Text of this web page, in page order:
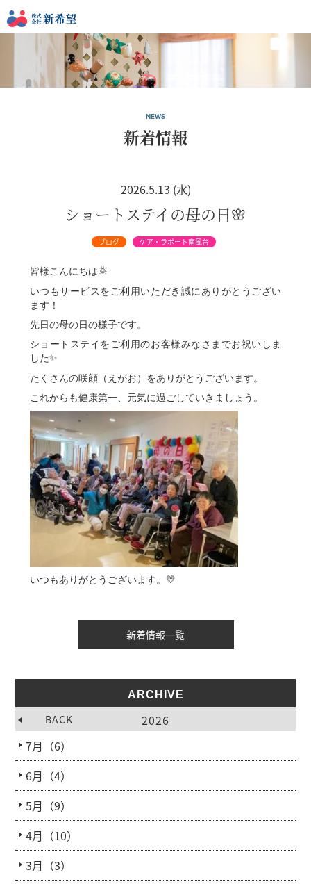
新着情報
NEWS
2026.5.13 (水)
ショートステイの母の日🌸
ブログ ケア・ラポート南風台
皆様こんにちは🌞
いつもサービスをご利用いただき誠にありがとうござい
ます！
先日の母の日の様子です。
ショートステイをご利用のお客様みなさまでお祝いしま
した✨
たくさんの咲顔（えがお）をありがとうございます。
これからも健康第一、元気に過ごしていきましょう。
いつもありがとうございます。 💛
新着情報一覧
ARCHIVE
BACK
2026
7月（6）
6月（4）
5月（9）
4月（10）
3月（3）